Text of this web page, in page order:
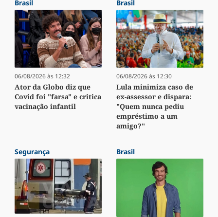
Brasil
06/08/2026 às 12:32
Ator da Globo diz que
Covid foi "farsa" e critica
vacinação infantil
Brasil
06/08/2026 às 12:30
Lula minimiza caso de
ex-assessor e dispara:
"Quem nunca pediu
empréstimo a um
amigo?"
Segurança Brasil